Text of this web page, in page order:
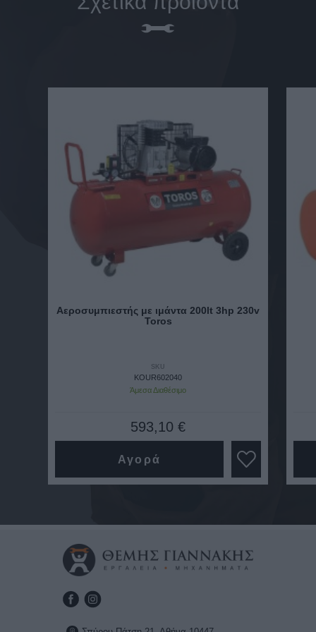
Αεροσυμπιεστής με ιμάντα 200lt 3hp 230v
Toros
SKU
KOUR602040
Άμεσα Διαθέσιμο
593,10 €
Αγορά